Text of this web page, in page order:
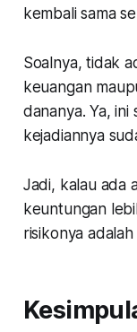
kembali sama
Soalnya, tidak
keuangan
dananya. Ya, ini
kejadiannya
Jadi, kalau ada
keuntungan
risikonya